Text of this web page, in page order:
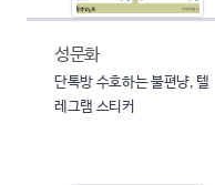
성문화
단톡방 수호하는 불편냥, 텔
레그램 스티커